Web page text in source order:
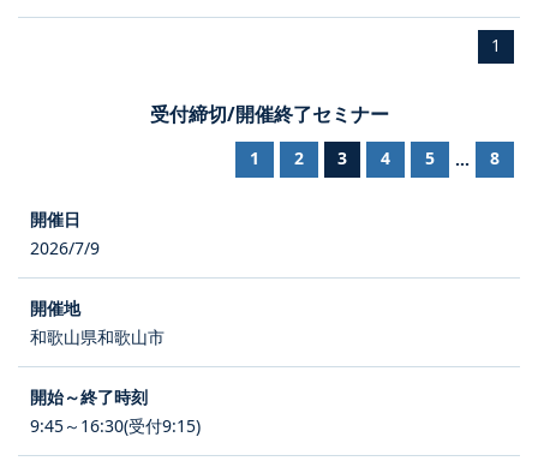
1
受付締切/開催終了セミナー
1 2 3 4 5 ... 8
2026/7/9
和歌山県和歌山市
9:45～16:30(受付9:15)